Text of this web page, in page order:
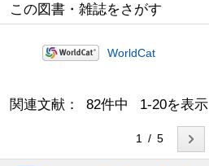
この図書・雑誌をさがす
WorldCat
関連文献： 82件中 1-20を表示
1 / 5